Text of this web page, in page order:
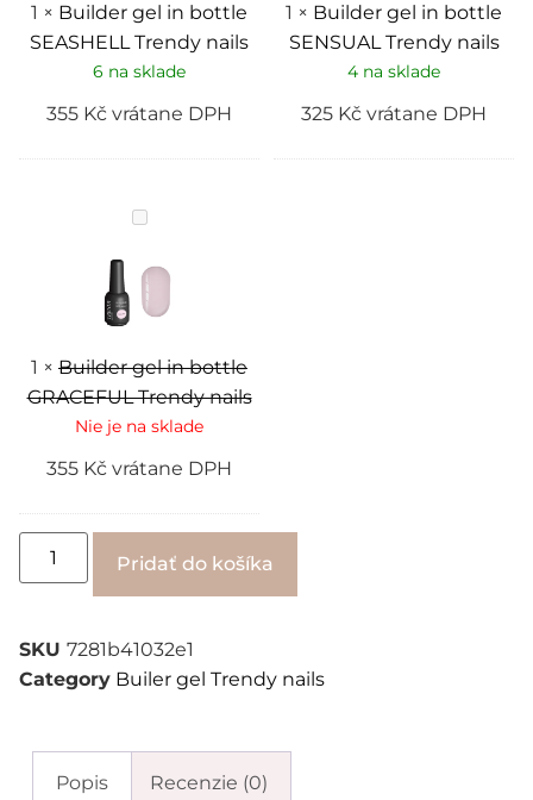
1 × Builder gel in bottle
SEASHELL Trendy nails
6 na sklade
355 Kč vrátane DPH
1 × Builder gel in bottle
SENSUAL Trendy nails
4 na sklade
325 Kč vrátane DPH
Builder
gel
bottle
GRACEFUL
Trendy
1 × Builder gel in bottle
GRACEFUL Trendy nails
Nie je na sklade
355 Kč vrátane DPH
Pridať do košíka
SKU 7281b41032e1
Category Builer gel Trendy nails
Popis Recenzie (0)